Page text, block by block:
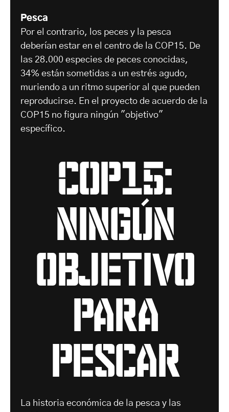
Pesca
Por el contrario, los peces y la pesca
deberían estar en el centro de la COP15. De
las 28.000 especies de peces conocidas,
34% están sometidas a un estrés agudo,
muriendo a un ritmo superior al que pueden
reproducirse. En el proyecto de acuerdo de la
COP15 no figura ningún "objetivo"
específico.
COP15:
ningún
objetivo
para
pescar
La historia económica de la pesca y las